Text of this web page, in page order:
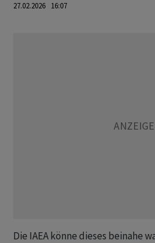
27.02.2026 16:07
Die IAEA könne dieses beinahe